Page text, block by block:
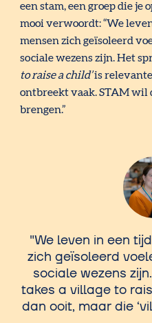
een stam, een groep die je
mooi verwoordt: “We
mensen zich geïsoleerd
sociale wezens zijn. Het
to raise a child’is
ontbreekt vaak. STAM wil
brengen.”
We leven in een
zich geïsoleerd
sociale wezens
takes a village to
dan ooit, maar die